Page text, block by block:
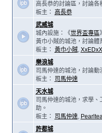
高長恭的討論區，討論各
板主：
高長恭
武威城
城內設施：《世界盃專區》
黃巾小賊的城池，討論體
板主： 黃巾小賊, XxEDxX
樂浪城
司馬仲達的城池，討論動
板主：
司馬仲達
天水城
司馬仲達的城池，求學
助。
板主：
司馬仲達,
許都城